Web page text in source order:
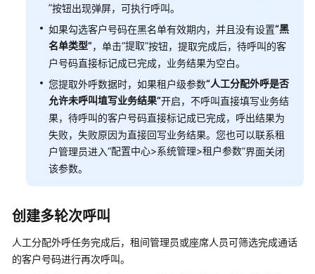
员
发
南
API
参
”按钮出现弹屏，可执行呼叫。
如果勾选客户号码在黑名单有效期内，并且没有设置“黑
名单类型”，单击“提取”按钮，提取完成后，待呼叫的客
户号码直接标记成已完成，业务结果为空白。
您提取外呼数据时，如果租户级参数“人工分配外呼是否
允许未呼叫埴写业务结果”开启，不呼叫直接填写业务结
果，待呼叫的客户号码直接标记成已完成，呼出结果为
失败，失败原因为直接回写业务结果。您也可以联系租
户管理员进入“配置中心>系统管理>租户参数”界面关闭
该参数。
创建多轮次呼叫
人工分配外呼任务完成后，租间管理员或座席人员可筛选完成通话
的客户号码进行再次呼叫。